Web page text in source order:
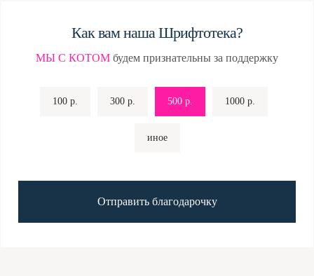
Как вам наша Шрифтотека?
МЫ С КОТОМ будем признательны за поддержку
100 р. 300 р. 500 р. 1000 р.
иное
Отправить благодарочку